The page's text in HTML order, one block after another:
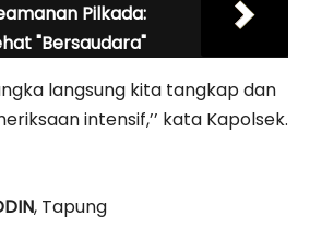
Pilkada:
"Bersaudara"
langsung kita tangkap dan
intensif,’’ kata Kapolsek.
, Tapung